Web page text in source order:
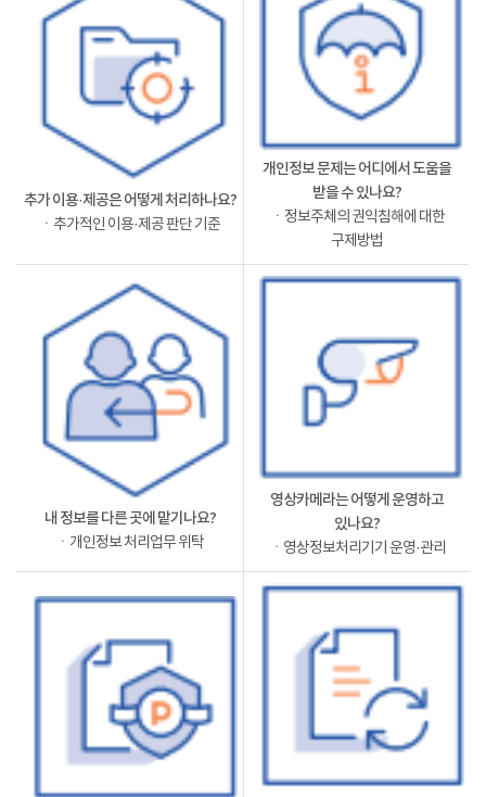
추가 이용·제공은 어떻게 처리하나요?
ㆍ추가적인 이용·제공 판단 기준
개인정보 문제는 어디에서 도움을
받을 수 있나요?
ㆍ정보주체의 권익침해에 대한
구제방법
내 정보를 다른 곳에 맡기나요?
ㆍ개인정보 처리업무 위탁
영상카메라는 어떻게 운영하고
있나요?
ㆍ영상정보처리기기 운영·관리